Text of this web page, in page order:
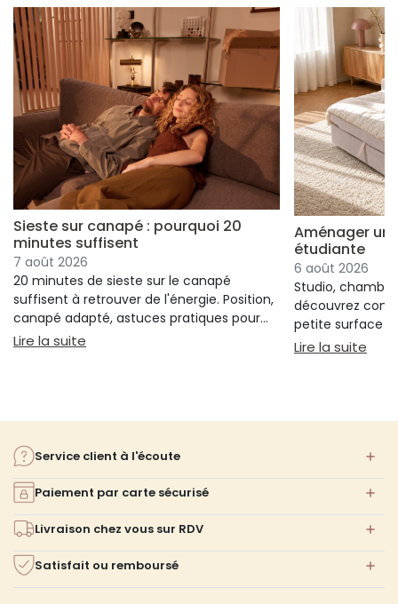
Sieste sur canapé : pourquoi 20
minutes suffisent
7 août 2026
20 minutes de sieste sur le canapé
suffisent à retrouver de l'énergie. Position,
canapé adapté, astuces pratiques pour
bien s'installer.
Lire la suite : Sieste sur canapé : pourquoi 20 minutes
Aménager un
étudiante
6 août 2026
Studio,
découvrez
petite surface à
confort ni
Lire la suite
Service client à l'écoute
Paiement par carte sécurisé
Livraison chez vous sur RDV
Satisfait ou remboursé